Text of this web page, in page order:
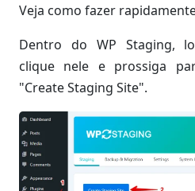
Veja como fazer
Dentro do WP Staging,
clique nele e prossiga
"Create Staging Site".